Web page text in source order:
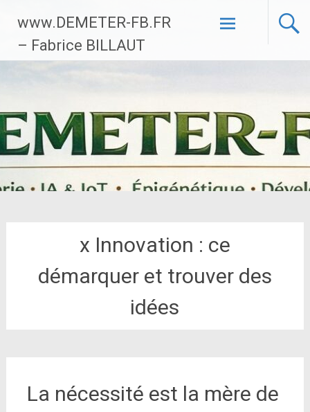
contenu
principal
www.DEMETER-FB.FR
– Fabrice BILLAUT
x Innovation : ce
démarquer et trouver des
idées
La nécessité est la mère de